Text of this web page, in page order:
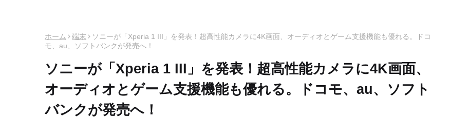
ホーム 端末
ソニーが「Xperia 1 III」を発表！超高性能カメラに4K画面、オーディオとゲーム支援機能も優れる。ドコ
モ、au、ソフトバンクが発売へ！
ソニーが「Xperia 1 III」を発表！超高性能カメラに4K画面、
オーディオとゲーム支援機能も優れる。ドコモ、au、ソフト
バンクが発売へ！